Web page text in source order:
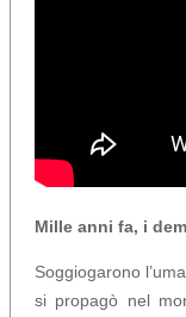
Mille anni fa, i
Soggiogarono
si propagò nel